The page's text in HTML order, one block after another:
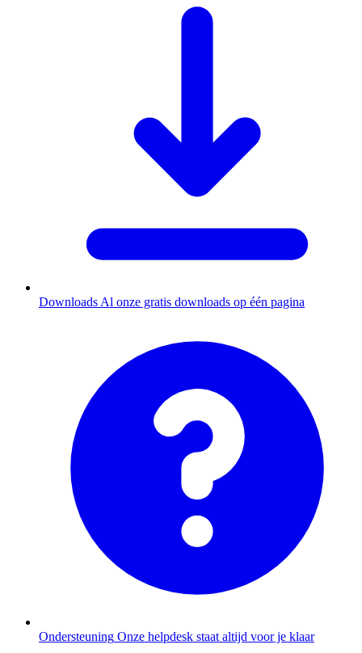
Downloads Al onze gratis downloads op één pagina
Ondersteuning Onze helpdesk staat altijd voor je klaar